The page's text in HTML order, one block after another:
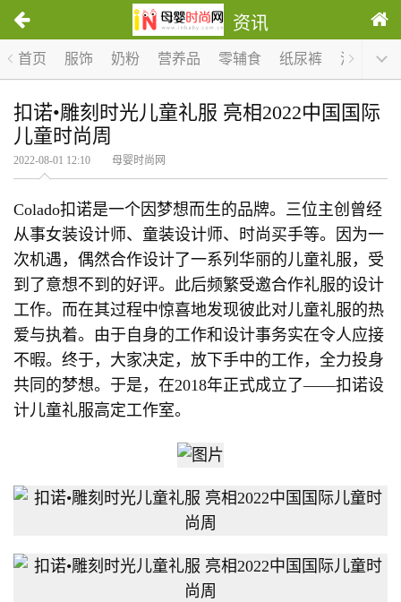
资讯
首页 服饰 奶粉 营养品 零辅食 纸尿裤 洗护
扣诺•雕刻时光儿童礼服 亮相2022中国国际
儿童时尚周
2022-08-01 12:10 母婴时尚网
Colado扣诺是一个因梦想而生的品牌。三位主创曾经
从事女装设计师、童装设计师、时尚买手等。因为一
次机遇，偶然合作设计了一系列华丽的儿童礼服，受
到了意想不到的好评。此后频繁受邀合作礼服的设计
工作。而在其过程中惊喜地发现彼此对儿童礼服的热
爱与执着。由于自身的工作和设计事务实在令人应接
不暇。终于，大家决定，放下手中的工作，全力投身
共同的梦想。于是，在2018年正式成立了——扣诺设
计儿童礼服高定工作室。